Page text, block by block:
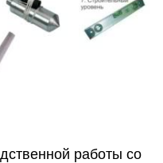
работы со